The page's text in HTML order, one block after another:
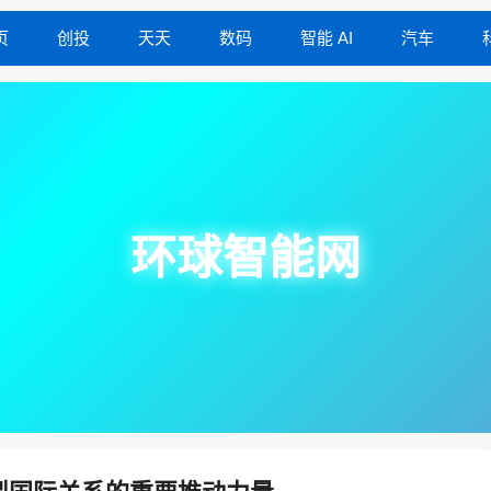
创投 天天 数码 智能 AI 汽车
环球智能网